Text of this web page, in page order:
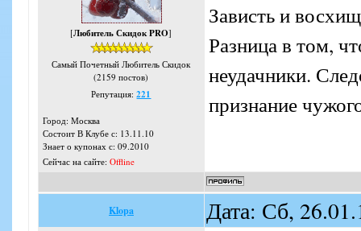
[Любитель Скидок PRO]
Самый Почетный Любитель Скидок
(2159 постов)
Репутация:221
Город: Москва
Состоит В Клубе с: 13.11.10
Знает о купонах с: 09.2010
Сейчас на сайте: Offline
Зависть и
Разница в том,
неудачники.
признание
Klopa Дата: Сб,